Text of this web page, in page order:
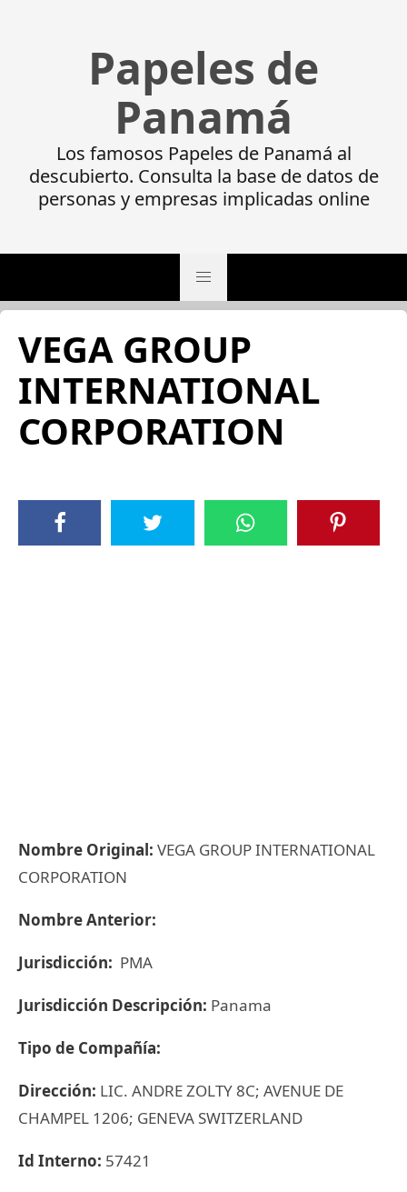
Papeles de
Panamá
Los famosos Papeles de Panamá al
descubierto. Consulta la base de datos de
personas y empresas implicadas online
VEGA GROUP
INTERNATIONAL
CORPORATION
Nombre Original: VEGA GROUP INTERNATIONAL
CORPORATION
Nombre Anterior:
Jurisdicción: PMA
Jurisdicción Descripción: Panama
Tipo de Compañía:
Dirección: LIC. ANDRE ZOLTY 8C; AVENUE DE
CHAMPEL 1206; GENEVA SWITZERLAND
Id Interno: 57421